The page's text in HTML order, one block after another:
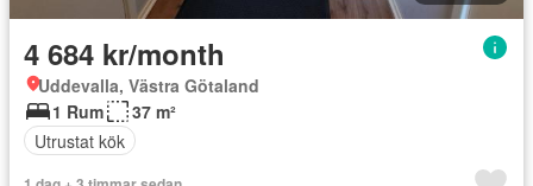
4 684 kr/month
Uddevalla, Västra Götaland
1 Rum
37 m²
Utrustat kök